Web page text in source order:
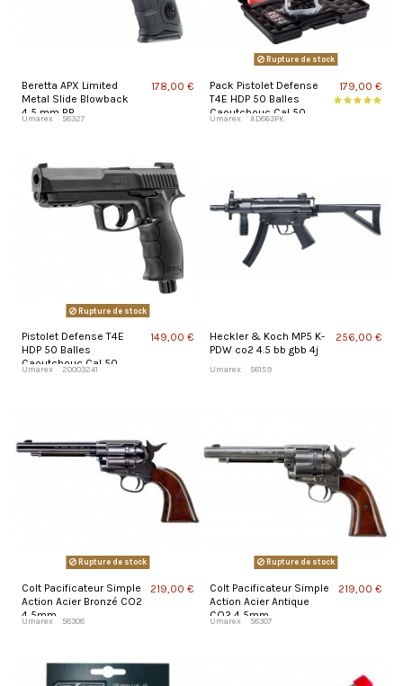
Beretta APX Limited
Metal Slide Blowback
4,5 mm BB
Umarex 58327
178,00 €
Rupture de stock
Pack Pistolet Defense
T4E HDP 50 Balles
Caoutchouc Cal 50
Umarex AD863PK
179,00 €
Rupture de stock
Pistolet Defense T4E
HDP 50 Balles
Caoutchouc Cal 50
Umarex 20003241
149,00 €
Heckler & Koch MP5 K-
PDW co2 4.5 bb gbb 4j
Umarex 58159
256,00 €
Rupture de stock
Colt Pacificateur Simple
Action Acier Bronzé CO2
4,5mm
Umarex 58308
219,00 €
Rupture de stock
Colt Pacificateur Simple
Action Acier Antique
CO2 4,5mm
Umarex 58307
219,00 €